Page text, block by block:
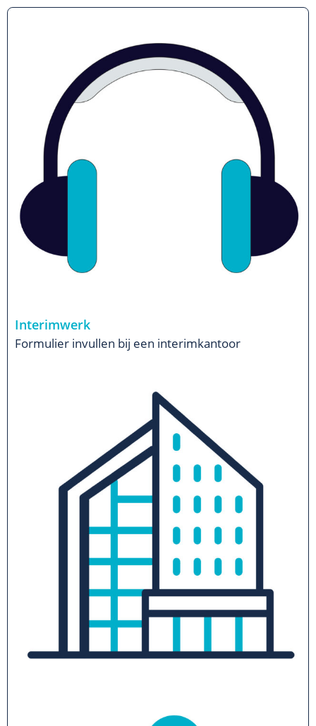
Interimwerk
Formulier invullen bij een interimkantoor